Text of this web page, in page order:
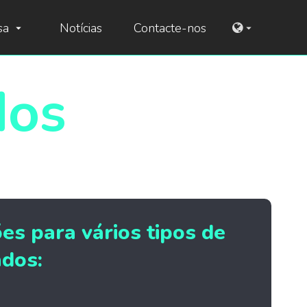
arrow_drop_down Contacte-nos arrow_drop_down
Notícias
para vários tipos de